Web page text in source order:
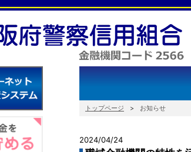
トップページ お知らせ
2024/04/24